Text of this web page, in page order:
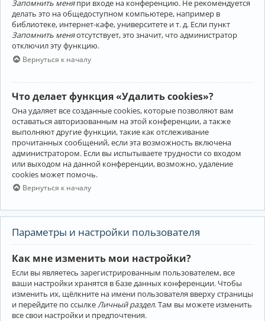
Запомнить меняпри входе на конференцию. Не рекомендуется
делать это на общедоступном компьютере, например в
библиотеке, интернет-кафе, университете и т. д. Если пункт
Запомнить меняотсутствует, это значит, что администратор
отключил эту функцию.
Вернуться к началу
Что делает функция «Удалить cookies»?
Она удаляет все созданные cookies, которые позволяют вам
оставаться авторизованным на этой конференции, а также
выполняют другие функции, такие как отслеживание
прочитанных сообщений, если эта возможность включена
администратором. Если вы испытываете трудности со входом
или выходом на данной конференции, возможно, удаление
cookies может помочь.
Вернуться к началу
Параметры и настройки пользователя
Как мне изменить мои настройки?
Если вы являетесь зарегистрированным пользователем, все
ваши настройки хранятся в базе данных конференции. Чтобы
изменить их, щёлкните на имени пользователя вверху страницы
и перейдите по ссылке Личный раздел. Там вы можете изменить
все свои настройки и предпочтения.